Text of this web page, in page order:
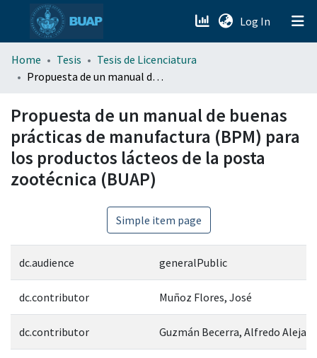
Log In (current)
menu.section.about_menu
Home Tesis
Tesis de Licenciatura
Propuesta de un manual de buenas prácticas de manufactura (BPM) para los productos lácteos de la posta zootécnica (BUAP)
Propuesta de un manual de buenas
prácticas de manufactura (BPM) para
los productos lácteos de la posta
zootécnica (BUAP)
Simple item page
dc.audience generalPublic
dc.contributor Muñoz Flores, José
dc.contributor Guzmán Becerra, Alfredo